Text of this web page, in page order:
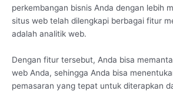
perkembangan bisnis Anda dengan lebih
situs web telah dilengkapi berbagai fitur
adalah analitik web.
Dengan fitur tersebut, Anda bisa
web Anda, sehingga Anda bisa
pemasaran yang tepat untuk diterapkan